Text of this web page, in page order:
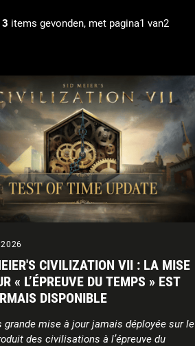
items gevonden, met pagina1 van2
CIVILIZATION VII : LA MISE
« L’ÉPREUVE DU TEMPS » EST
DISPONIBLE
grande mise à jour jamais déployée sur le
des civilisations à l’épreuve du